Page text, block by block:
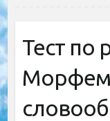
Тест по